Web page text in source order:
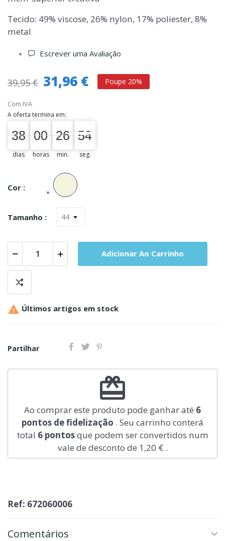
Tecido: 49% viscose, 26% nylon, 17% poliester, 8%
metal
Escrever uma Avaliação
39,95 € 31,96 € Poupe 20%
Com IVA
A oferta termina em:
38
38
00
dias
00
00
00
horas
26
26
00
min.
53
53
54
seg.
Cor :
Bege
Tamanho :
Adicionar Ao Carrinho
 Últimos artigos em stock
Partilhar
redeem
Ao comprar este produto pode ganhar até 6
pontos de fidelização . Seu carrinho conterá
total 6pontosque podem ser convertidos num
vale de desconto de 1,20 € .
Ref: 672060006
Comentários